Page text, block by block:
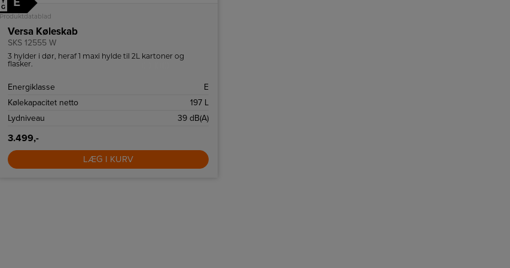
G
E
Produktdatablad
Versa Køleskab
SKS 12555 W
3 hylder i dør, heraf 1 maxi hylde til 2L kartoner og
flasker.
Energiklasse
E
Kølekapacitet netto
197 L
Lydniveau
39 dB(A)
3.499,-
LÆG I KURV